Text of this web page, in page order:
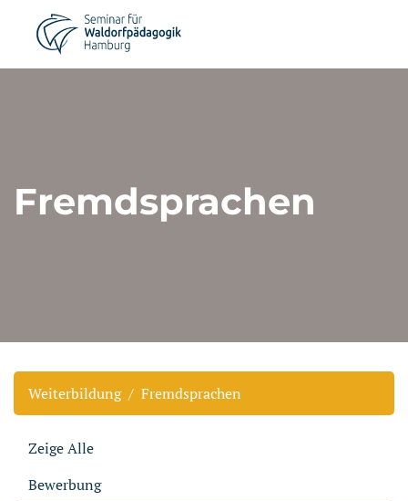
Fremdsprachen
Weiterbildung Fremdsprachen
Zeige Alle
Bewerbung